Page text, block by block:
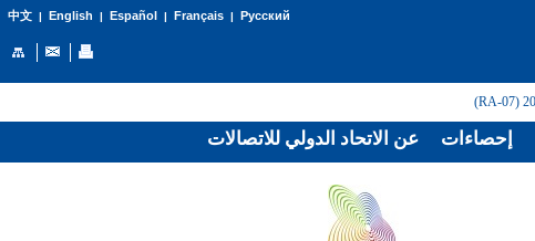
中文| English | Español | Français| Русский
عن الاتحاد الدولي للاتصالات إحصاءات